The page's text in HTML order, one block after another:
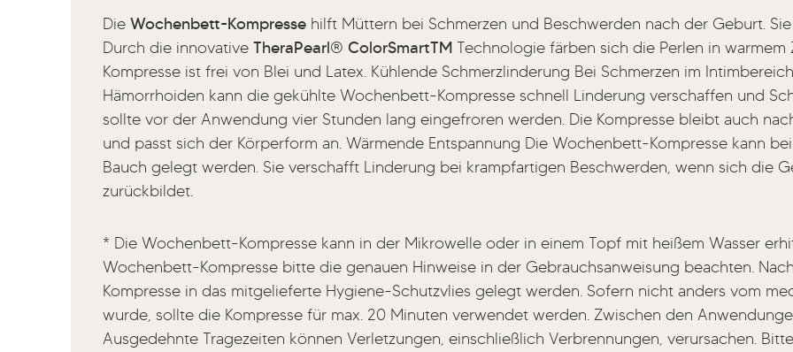
Die Wochenbett-Kompresse hilft Müttern bei Schmerzen und Beschwerden nach der Geburt.
Durch die innovative TheraPearl® ColorSmartTM Technologie färben sich die Perlen in
Kompresse ist frei von Blei und Latex. Kühlende Schmerzlinderung Bei Schmerzen im
Hämorrhoiden kann die gekühlte Wochenbett-Kompresse schnell Linderung verschaffen und
sollte vor der Anwendung vier Stunden lang eingefroren werden. Die Kompresse bleibt auch
und passt sich der Körperform an. Wärmende Entspannung Die Wochenbett-Kompresse kann
Bauch gelegt werden. Sie verschafft Linderung bei krampfartigen Beschwerden, wenn sich die
zurückbildet.
* Die Wochenbett-Kompresse kann in der Mikrowelle oder in einem Topf mit heißem Wasser
Wochenbett-Kompresse bitte die genauen Hinweise in der Gebrauchsanweisung beachten.
Kompresse in das mitgelieferte Hygiene-Schutzvlies gelegt werden. Sofern nicht anders vom
wurde, sollte die Kompresse für max. 20 Minuten verwendet werden. Zwischen den
Ausgedehnte Tragezeiten können Verletzungen, einschließlich Verbrennungen, verursachen.